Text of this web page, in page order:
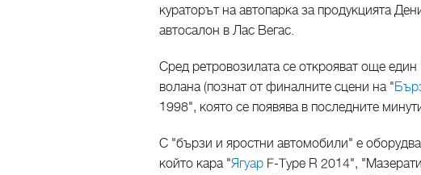
кураторът на автопарка за продукцията
автосалон в Лас Вегас.
Сред ретровозилата се открояват още
волана (познат от финалните сцени на "
1998", която се появява в последните
С "бързи и яростни автомобили" е
който кара "Ягуар F-Type R 2014",